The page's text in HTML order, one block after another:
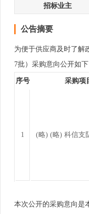
招标业主
公告摘要
为便于供应商及时了解
7批）采购意向公开如下
序号 采购项
1 (略) (略) 科信支
本次公开的采购意向是